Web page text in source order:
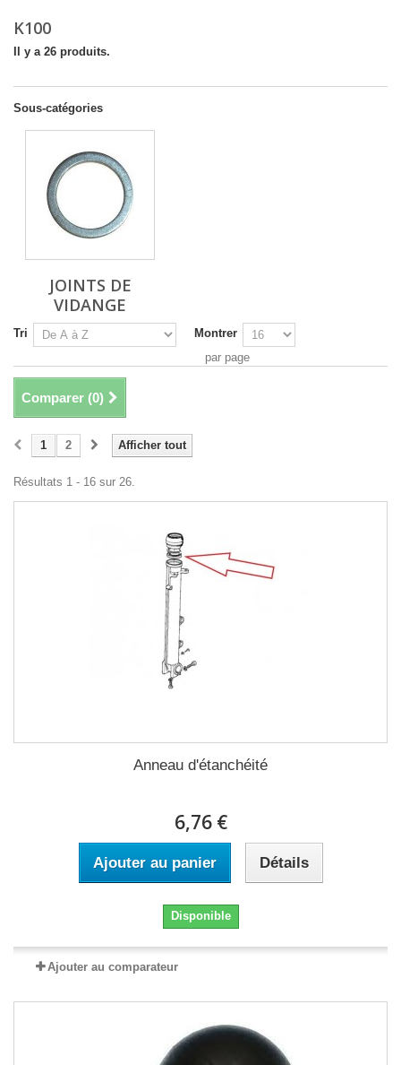
K100
Il y a 26 produits.
Sous-catégories
JOINTS DE
VIDANGE
Tri
Montrer
par page
Comparer (0)
Afficher tout
1 2
Résultats 1 - 16 sur 26.
Anneau d'étanchéité
6,76 €
Ajouter au panier Détails
Disponible
Ajouter au comparateur